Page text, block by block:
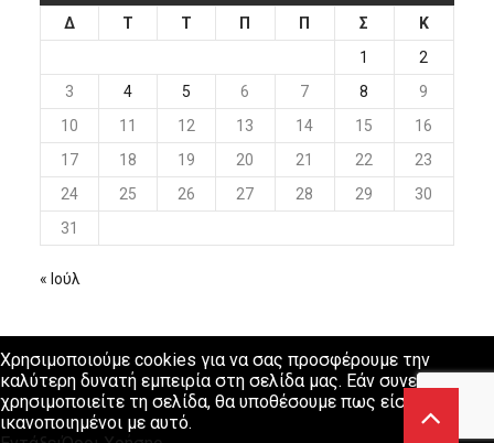
Δ
Τ Τ Π Π Σ
Κ
1
2
3
4 5 6 7 8
9
10
11 12 13 14 15
16
17
18 19 20 21 22
23
24
25 26 27 28 29
30
31
« Ιούλ
Χρησιμοποιούμε cookies για να σας προσφέρουμε την
καλύτερη δυνατή εμπειρία στη σελίδα μας. Εάν συνεχίσετε να
χρησιμοποιείτε τη σελίδα, θα υποθέσουμε πως είστε
ικανοποιημένοι με αυτό.